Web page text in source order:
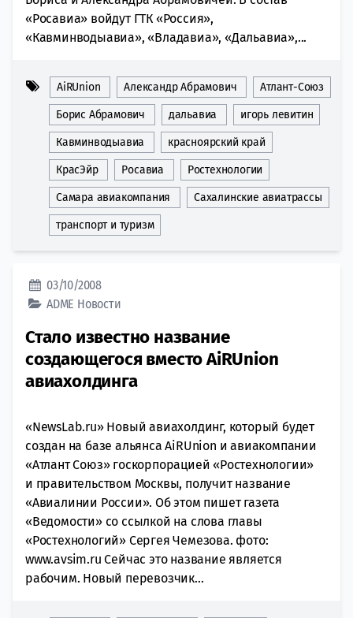
«Росавиа» войдут ГТК «Россия»,
«Кавминводыавиа», «Владавиа», «Дальавиа»,...
AiRUnion Александр Абрамович Атлант-Союз
Борис Абрамович дальавиа игорь левитин
Кавминводыавиа красноярский край
КрасЭйр Росавиа Ростехнологии
Самара авиакомпания Сахалинские авиатрассы
транспорт и туризм
03/10/2008
ADME Новости
Стало известно название
создающегося вместо AiRUnion
авиахолдинга
«NewsLab.ru» Новый авиахолдинг, который будет
создан на базе альянса AiRUnion и авиакомпании
«Атлант Союз» госкорпорацией «Ростехнологии»
и правительством Москвы, получит название
«Авиалинии России». Об этом пишет газета
«Ведомости» со ссылкой на слова главы
«Ростехнологий» Сергея Чемезова. фото:
www.avsim.ru Сейчас это название является
рабочим. Новый перевозчик...